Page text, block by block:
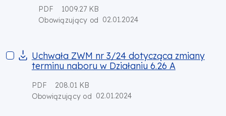
PDF
1009.27 KB
Obowiązujący od 02.01.2024
Uchwała ZWM nr 3/24 dotycząca zmiany terminu naboru w
Uchwała ZWM nr 3/24 dotycząca zmiany
terminu naboru w Działaniu 6.26 A
PDF
208.01 KB
Obowiązujący od 02.01.2024